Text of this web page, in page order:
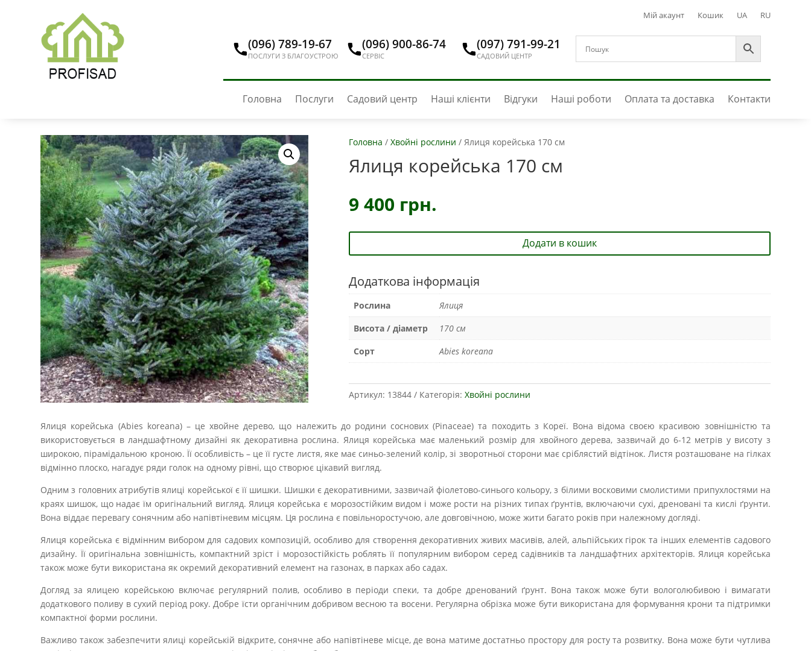
Мій акаунт Кошик UA RU
(096) 789-19-67
ПОСЛУГИ З БЛАГОУСТРОЮ
(096) 900-86-74
СЕРВІС
(097) 791-99-21
САДОВИЙ ЦЕНТР
Головна Послуги Садовий центр Наші клієнти Відгуки Наші роботи Оплата та доставка Контакти
Головна / Хвойні рослини / Ялиця корейська 170 см
Ялиця корейська 170 см
9 400 грн.
Додати в кошик
Додаткова інформація
Рослина
Ялиця
Висота / діаметр
170 см
Сорт
Abies koreana
Артикул: 13844 Категорія: Хвойні рослини
Ялиця корейська (Abies koreana) – це хвойне дерево, що належить до родини соснових (Pinaceae) та походить з Кореї. Вона відома своєю красивою зовнішністю та
використовується в ландшафтному дизайні як декоративна рослина. Ялиця корейська має маленький розмір для хвойного дерева, зазвичай до 6-12 метрів у висоту з
широкою, пірамідальною кроною. Її особливість – це її густе листя, яке має синьо-зелений колір, зі зворотньої сторони має сріблястий відтінок. Листя розташоване на гілках
відмінно плоско, нагадує ряди голок на одному рівні, що створює цікавий вигляд.
Одним з головних атрибутів ялиці корейської є її шишки. Шишки є декоративними, зазвичай фіолетово-синього кольору, з білими восковими смолистими припухлостями на
краях шишок, що надає їм оригінальний вигляд. Ялиця корейська є морозостійким видом і може рости на різних типах ґрунтів, включаючи сухі, дреновані та кислі ґрунти.
Вона віддає перевагу сонячним або напівтіневим місцям. Ця рослина є повільноростучою, але довговічною, може жити багато років при належному догляді.
Ялиця корейська є відмінним вибором для садових композицій, особливо для створення декоративних живих масивів, алей, альпійських гірок та інших елементів садового
дизайну. Її оригінальна зовнішність, компактний зріст і морозостійкість роблять її популярним вибором серед садівників та ландшафтних архітекторів. Ялиця корейська
також може бути використана як окремий декоративний елемент на газонах, в парках або садах.
Догляд за ялицею корейською включає регулярний полив, особливо в періоди спеки, та добре дренований ґрунт. Вона також може бути вологолюбивою і вимагати
додаткового поливу в сухий період року. Добре їсти органічним добривом весною та восени. Регулярна обрізка може бути використана для формування крони та підтримки
компактної форми рослини.
Важливо також забезпечити ялиці корейській відкрите, сонячне або напівтіневе місце, де вона матиме достатньо простору для росту та розвитку. Вона може бути чутлива